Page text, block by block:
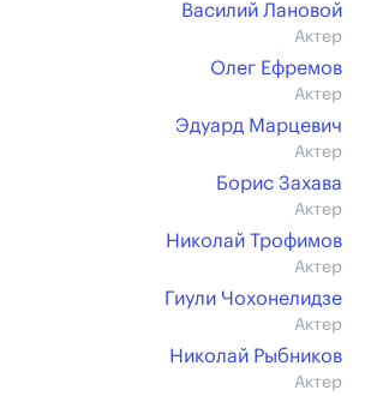
Василий Лановой
Актер
Олег Ефремов
Актер
Эдуард Марцевич
Актер
Борис Захава
Актер
Николай Трофимов
Актер
Гиули Чохонелидзе
Актер
Николай Рыбников
Актер